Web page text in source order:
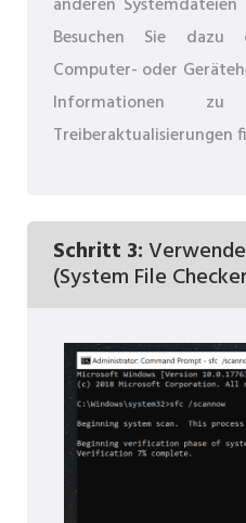
Besuchen Sie dazu
Computer- oder
Informationen
Treiberaktualisierungen
Schritt 3:
(System File